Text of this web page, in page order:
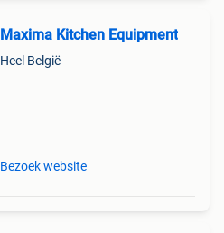
Maxima Kitchen Equipment
Heel België
Bezoek website